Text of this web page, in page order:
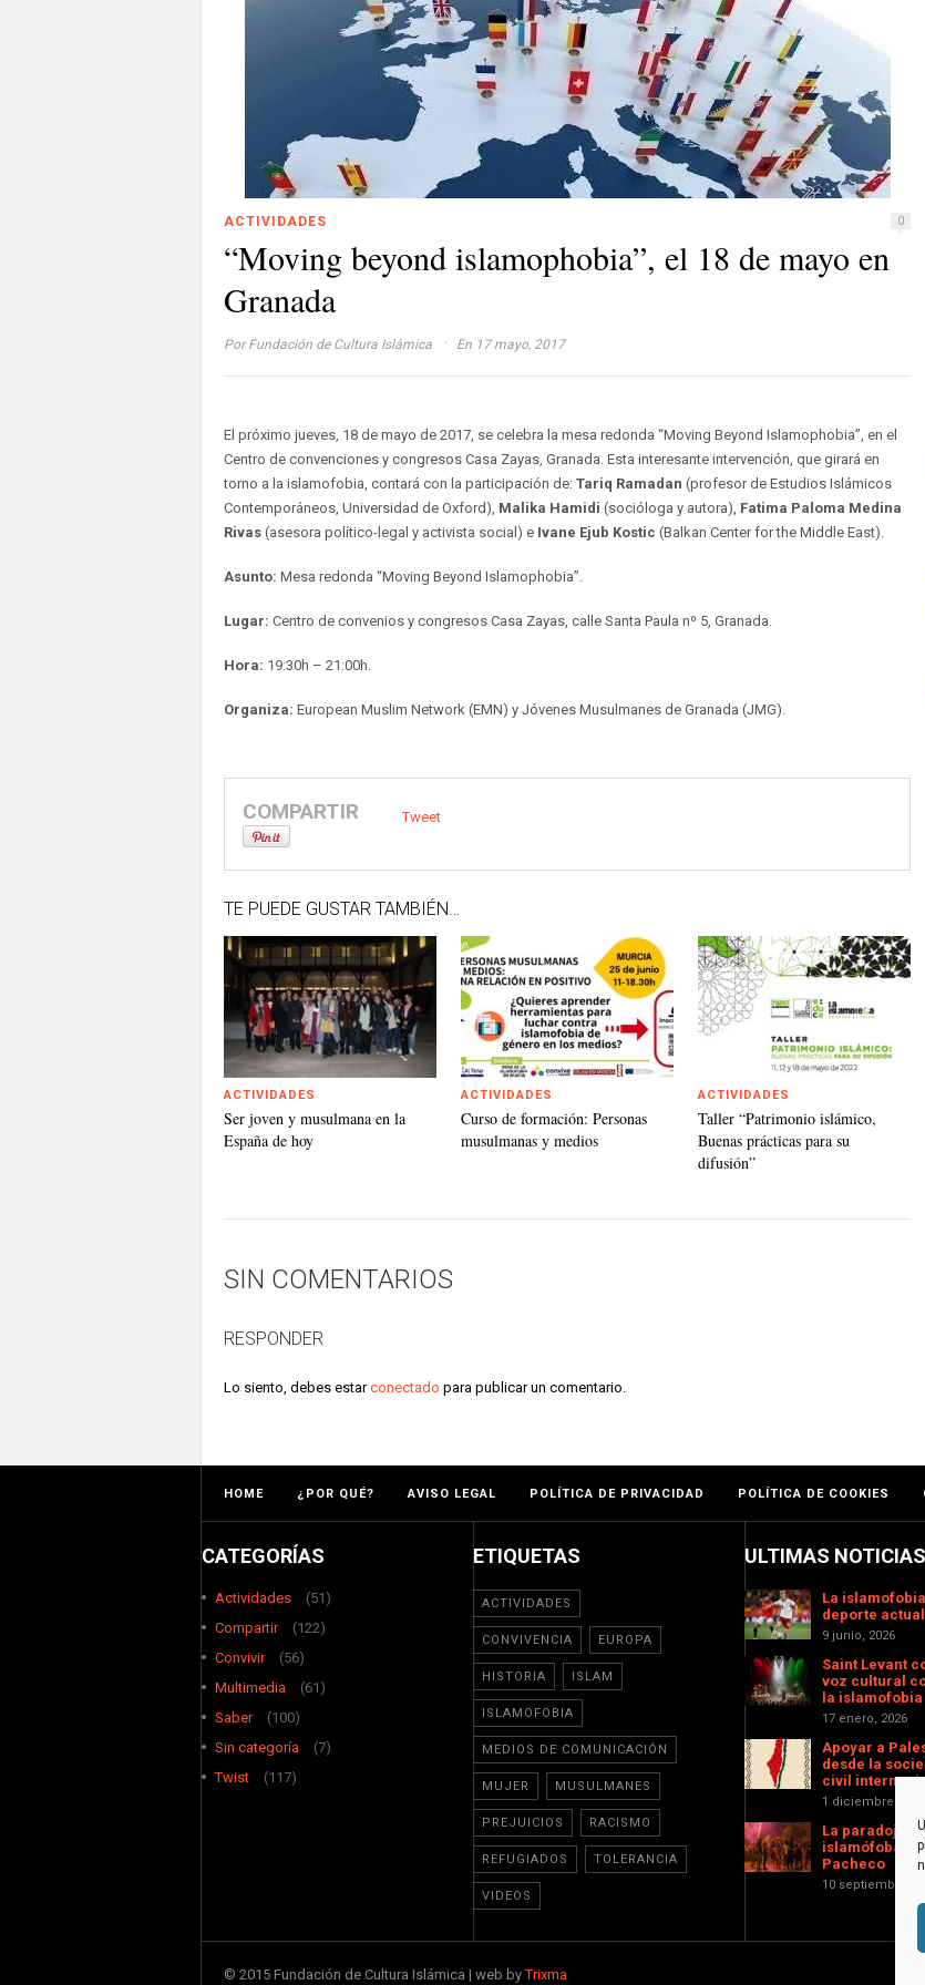
ACTIVIDADES 0
“Moving beyond islamophobia”, el 18 de mayo en
Granada
Por Fundación de Cultura Islámica · En 17 mayo, 2017
El próximo jueves, 18 de mayo de 2017, se celebra la mesa redonda “Moving Beyond Islamophobia”, en el
Centro de convenciones y congresos Casa Zayas, Granada. Esta interesante intervención, que girará en
torno a la islamofobia, contará con la participación de: Tariq Ramadan (profesor de Estudios Islámicos
Contemporáneos, Universidad de Oxford), Malika Hamidi (socióloga y autora), Fatima Paloma Medina
Rivas (asesora político-legal y activista social) e Ivane Ejub Kostic (Balkan Center for the Middle East).
Asunto: Mesa redonda “Moving Beyond Islamophobia”.
Lugar: Centro de convenios y congresos Casa Zayas, calle Santa Paula nº 5, Granada.
Hora: 19:30h – 21:00h.
Organiza: European Muslim Network (EMN) y Jóvenes Musulmanes de Granada (JMG).
COMPARTIR Tweet
TE PUEDE GUSTAR TAMBIÉN…
ACTIVIDADES
Ser joven y musulmana en la
España de hoy
ACTIVIDADES
Curso de formación: Personas
musulmanas y medios
ACTIVIDADES
Taller “Patrimonio islámico,
Buenas prácticas para su
difusión”
SIN COMENTARIOS
RESPONDER
Lo siento, debes estarconectado para publicar un comentario.
HOME ¿POR QUÉ? AVISO LEGAL POLÍTICA DE PRIVACIDAD POLÍTICA DE COOKIES
CATEGORÍAS
Actividades
(51)
Compartir
(122)
Convivir
(56)
Multimedia
(61)
Saber
(100)
Sin categoría
(7)
Twist
(117)
ETIQUETAS
ACTIVIDADES
CONVIVENCIA EUROPA
HISTORIA ISLAM
ISLAMOFOBIA
MEDIOS DE COMUNICACIÓN
MUJER MUSULMANES
PREJUICIOS RACISMO
REFUGIADOS TOLERANCIA
VIDEOS
ULTIMAS NOTICIAS
La islamofobia
deporte actual
9 junio, 2026
Saint Levant
voz cultural
la islamofobia
17 enero, 2026
Apoyar a
desde la
civil
1 diciembre, 2025
La paradoja
islamófoba
Pacheco
10 septiembre,
© 2015 Fundación de Cultura Islámica | web byTrixma